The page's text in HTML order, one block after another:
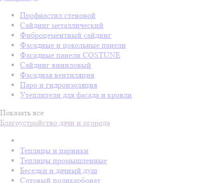
Профнастил стеновой
Сайдинг металлический
Фиброцементный сайдинг
Фасадные и цокольные панели
Фасадные панели COSTUNE
Сайдинг виниловый
Фасадная вентиляция
Паро и гидроизоляция
Утеплители для фасада и кровли
Показать все
Благоустройство дачи и огорода
Теплицы и парники
Теплицы промышленные
Беседки и дачный душ
Сотовый поликарбонат